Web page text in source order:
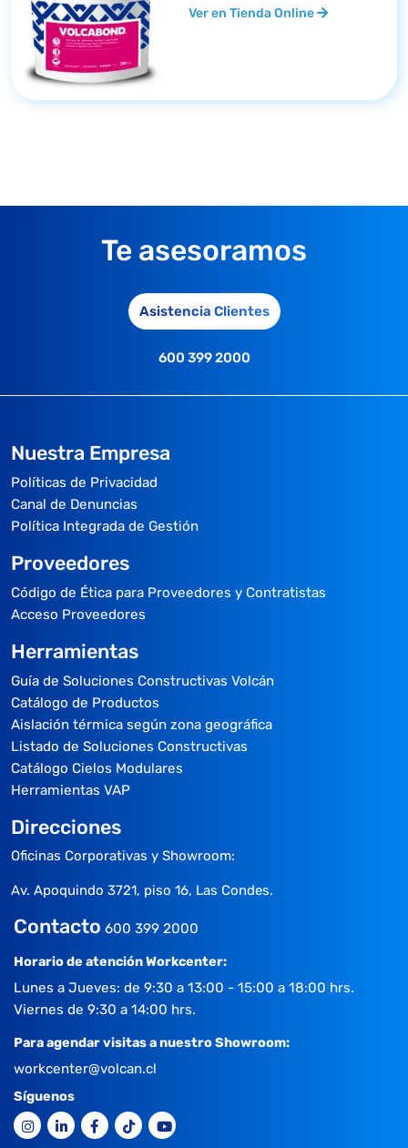
Ver en Tienda Online
Te asesoramos
Asistencia Clientes
600 399 2000
Nuestra Empresa
Políticas de Privacidad
Canal de Denuncias
Política Integrada de Gestión
Proveedores
Código de Ética para Proveedores y Contratistas
Acceso Proveedores
Herramientas
Guía de Soluciones Constructivas Volcán
Catálogo de Productos
Aislación térmica según zona geográfica
Listado de Soluciones Constructivas
Catálogo Cielos Modulares
Herramientas VAP
Direcciones
Oficinas Corporativas y Showroom:
Av. Apoquindo 3721, piso 16, Las Condes.
Contacto 600 399 2000
Horario de atención Workcenter:
Lunes a Jueves: de 9:30 a 13:00 - 15:00 a 18:00 hrs.
Viernes de 9:30 a 14:00 hrs.
Para agendar visitas a nuestro Showroom:
workcenter@volcan.cl
Síguenos